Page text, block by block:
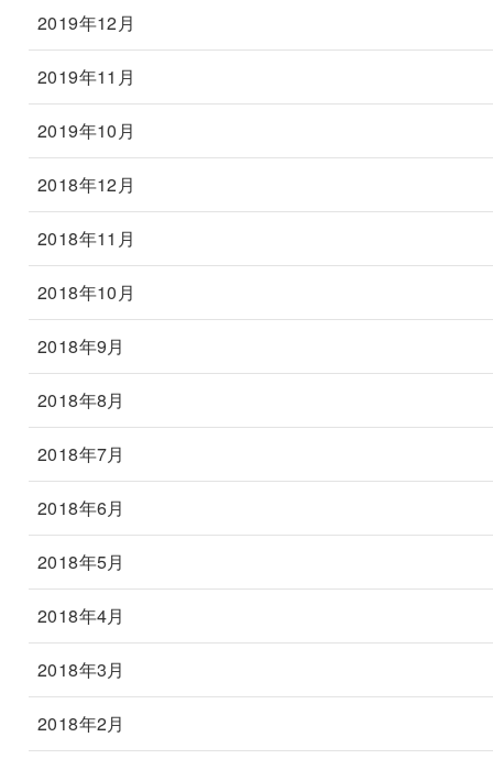
2019年12月
2019年11月
2019年10月
2018年12月
2018年11月
2018年10月
2018年9月
2018年8月
2018年7月
2018年6月
2018年5月
2018年4月
2018年3月
2018年2月